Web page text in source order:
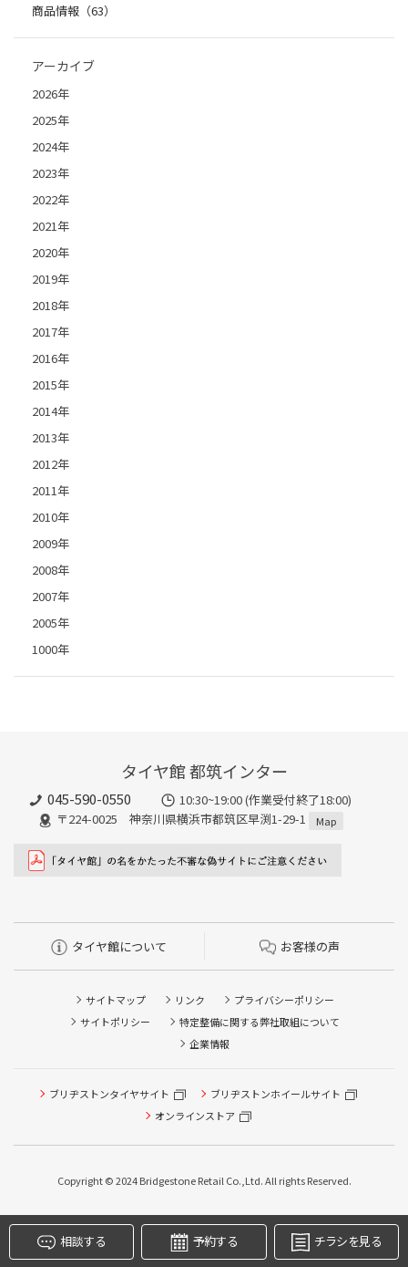
商品情報（63）
アーカイブ
2026年
2025年
2024年
2023年
2022年
2021年
2020年
2019年
2018年
2017年
2016年
2015年
2014年
2013年
2012年
2011年
2010年
2009年
2008年
2007年
2005年
1000年
タイヤ館 都筑インター
045-590-0550
10:30~19:00 (作業受付終了18:00)
〒224-0025 神奈川県横浜市都筑区早渕1-29-1
Map
タイヤ館について お客様の声
サイトマップ リンク
プライバシーポリシー
サイトポリシー
特定整備に関する弊社取組について
企業情報
ブリヂストンタイヤサイト
ブリヂストンホイールサイト
オンラインストア
Copyright © 2024 Bridgestone Retail Co.,Ltd. All rights Reserved.
相談する 予約する チラシを見る
タイヤ点検・安全点検/タイヤ履き替え/オイル交換/その他
ピット作業の予約
本日のタイヤ履き替え順番待ち予約 ※クローク契約会員の